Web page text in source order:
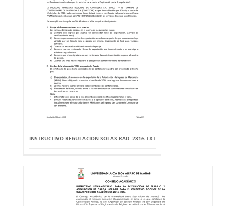
INSTRUCTIVO REGULACIÓN SOLAS RAD. 2816.TXT